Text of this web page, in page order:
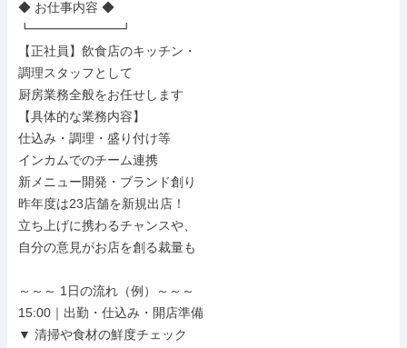
◆ お仕事内容 ◆
┗━━━━━━━┛
【正社員】飲食店のキッチン・
調理スタッフとして
厨房業務全般をお任せします
【具体的な業務内容】
仕込み・調理・盛り付け等
インカムでのチーム連携
新メニュー開発・ブランド創り
昨年度は23店舗を新規出店！
立ち上げに携わるチャンスや、
自分の意見がお店を創る裁量も
～～～ 1日の流れ（例）～～～
15:00｜出勤・仕込み・開店準備
▼ 清掃や食材の鮮度チェック